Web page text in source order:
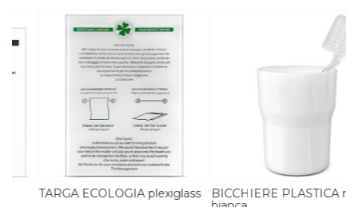
TARGA ECOLOGIA plexiglass
BICCHIERE PLASTICA rigida